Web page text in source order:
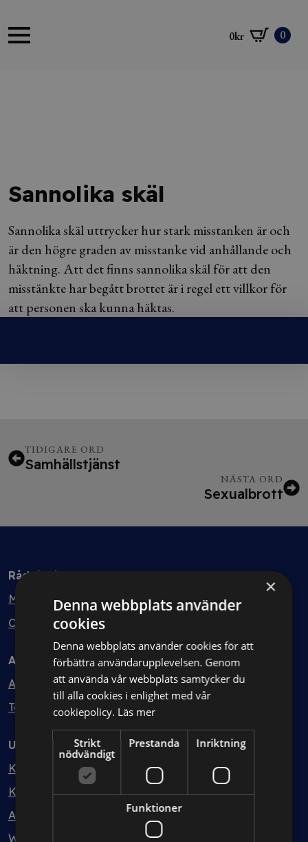
0kr 0
Sannolika skäl
Sannolika skäl uttrycker hur stark misstanken är och
är den högre graden av misstanke vid anhållande och
häktning. Att det finns sannolika skäl för att den
misstänkte har begått brottet är i regel ett villkor för
att personen ska kunna häktas.
TIDIGARE ORD
Samhällstjänst
NÄSTA ORD
Sexualbrott
Rådgivning
Min bolagsjurist
Ombud
Avtal
Avtalshantering
Testa kostnadsfritt
Utbildning
Kurser
Kurspaket
Abonnemang
Webbinarium
×
Denna webbplats använder
cookies
Denna webbplats använder cookies för att
förbättra användarupplevelsen. Genom
att använda vår webbplats samtycker du
till alla cookies i enlighet med vår
cookiepolicy. Läs mer
Strikt
nödvändigt
Prestanda Inriktning
Funktioner